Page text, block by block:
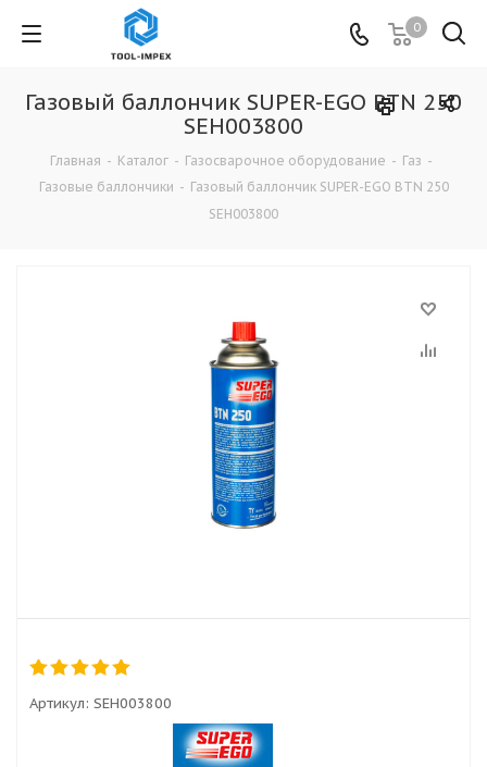
0
Газовый баллончик SUPER-EGO BTN 250
SEH003800
Главная - Каталог - Газосварочное оборудование - Газ -
Газовые баллончики - Газовый баллончик SUPER-EGO BTN 250
SEH003800
Артикул: SEH003800